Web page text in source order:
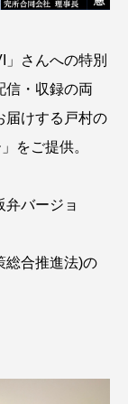
さんへの特別
信・収録の両
届けする戸村の
をご提供。
弁バージョ
総合推進法)の